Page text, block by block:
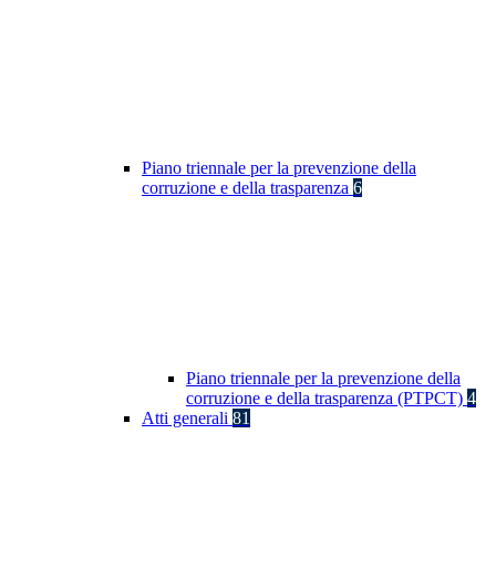
Piano triennale per la prevenzione della
corruzione e della trasparenza 6
Piano triennale per la prevenzione della
corruzione e della trasparenza (PTPCT) 4
Atti generali 81